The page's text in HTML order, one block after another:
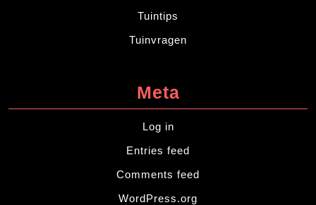
Tuintips
Tuinvragen
Meta
Log in
Entries feed
Comments feed
WordPress.org